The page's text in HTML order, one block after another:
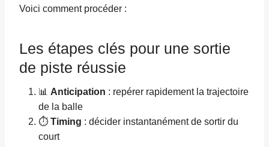
Voici comment procéder :
Les étapes clés pour une sortie
de piste réussie
📊 Anticipation : repérer rapidement la trajectoire
de la balle
⏱️ Timing : décider instantanément de sortir du
court